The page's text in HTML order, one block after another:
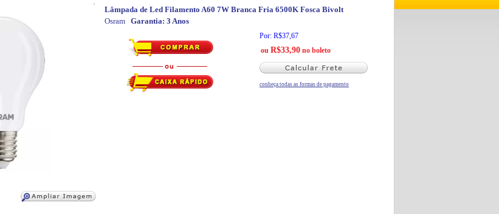
Lâmpada de Led Filamento A60 7W Branca Fria 6500K Fosca Bivolt
Osram Garantia: 3 Anos
Por: R$37,67
ou R$33,90 no boleto
conheça todas as formas de pagamento